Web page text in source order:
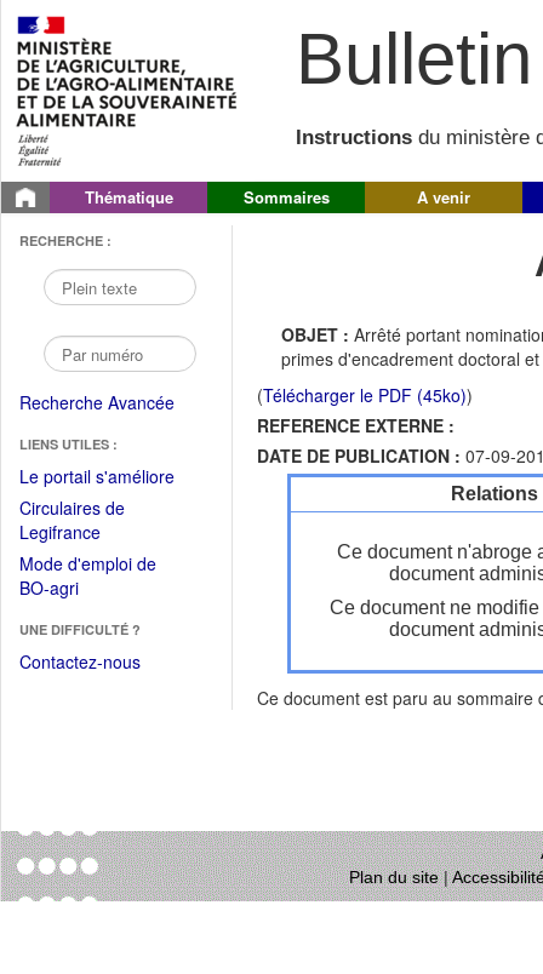
Instructions du ministère
Thématique Sommaires A venir
RECHERCHE :
Recherche Avancée
LIENS UTILES :
Le portail s'améliore(Fichier
Circulaires de
Legifrance(Ouvrir
dans
une
fenêtre)
Mode d'emploi de
BO-agri(Ouvrir
une
nouvelle
UNE DIFFICULTÉ ?
Contactez-nous
OBJET : Arrêté portant
primes d'encadrement doctoral
(Télécharger le PDF (45ko))
REFERENCE EXTERNE :
DATE DE PUBLICATION : 07-09-
Ce document n'abroge
document
Ce document ne
document
Ce document est paru au sommaire
Plan du site|